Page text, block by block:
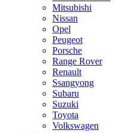
Mitsubishi
Nissan
Opel
Peugeot
Porsche
Range Rover
Renault
Ssangyong
Subaru
Suzuki
Toyota
Volkswagen